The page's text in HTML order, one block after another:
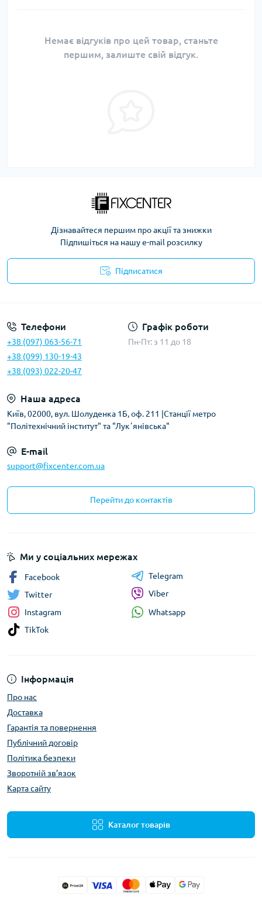
Немає відгуків про цей товар, станьте
першим, залиште свій відгук.
Дізнавайтеся першим про акції та знижки
Підпишіться на нашу e-mail розсилку
Підписатися
Телефони
+38 (097) 063-56-71
+38 (099) 130-19-43
+38 (093) 022-20-47
Графік роботи
Пн-Пт: з 11 до 18
Наша адреса
Київ, 02000, вул. Шолуденка 1Б, оф. 211 |Станції метро
"Політехнічний інститут" та "Лукʼянівська"
E-mail
support@fixcenter.com.ua
Перейти до контактів
Інформація
Про нас
Доставка
Гарантія та повернення
Публічний договір
Політика безпеки
Зворотній зв’язок
Карта сайту
Каталог товарів
Ми у соціальних мережах
Facebook
Twitter
Instagram
TikTok
Telegram
Viber
Whatsapp